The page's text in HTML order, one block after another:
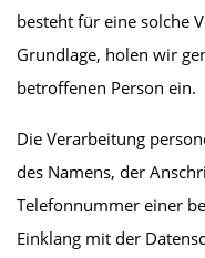
besteht für eine solche
Grundlage, holen wir
betroffenen Person ein.
Die Verarbeitung
des Namens, der
Telefonnummer einer
Einklang mit der